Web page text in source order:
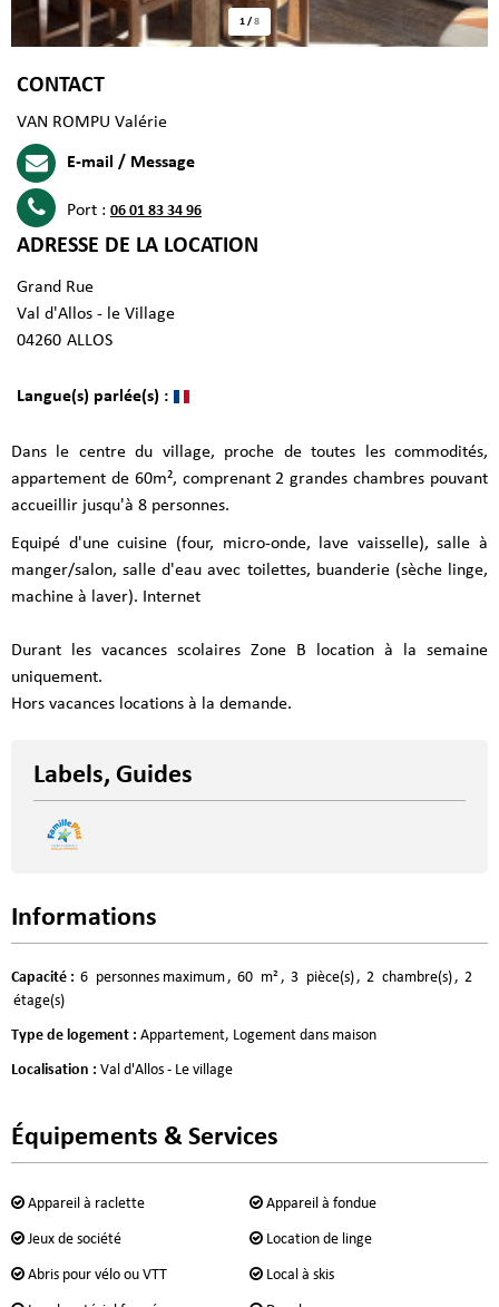
1/8
CONTACT
VAN ROMPU Valérie
E-mail / Message
Port : 06 01 83 34 96
ADRESSE DE LA LOCATION
Grand Rue
Val d'Allos - le Village
04260 ALLOS
Langue(s) parlée(s) :
Dans le centre du village, proche de toutes les commodités,
appartement de 60m², comprenant 2 grandes chambres pouvant
accueillir jusqu'à 8 personnes.
Equipé d'une cuisine (four, micro-onde, lave vaisselle), salle à
manger/salon, salle d'eau avec toilettes, buanderie (sèche linge,
machine à laver). Internet
Durant les vacances scolaires Zone B location à la semaine
uniquement.
Hors vacances locations à la demande.
Labels, Guides
Informations
Capacité : 6 personnes maximum 60 m² 3 pièce(s) 2 chambre(s)
2
étage(s)
Type de logement : Appartement Logement dans maison
Localisation : Val d'Allos - Le village
Équipements & Services
Appareil à raclette Appareil à fondue
Jeux de société Location de linge
Abris pour vélo ou VTT Local à skis